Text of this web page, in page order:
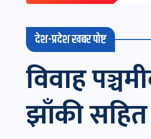
देश-प्रदेश खबर पोष्ट
विवाह
झाँकी